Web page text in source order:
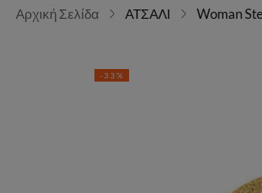
Αρχική Σελίδα ΑΤΣΑΛΙ Woman
-33%